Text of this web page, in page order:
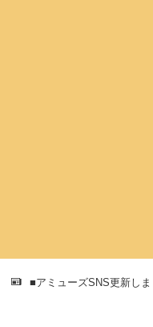
■アミューズSNS更新し